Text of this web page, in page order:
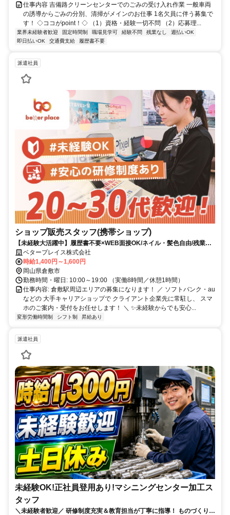
仕事内容 吉備路クリーンセンターでのごみの受け入れ作業 一般車両
の誘導からごみの分別、清掃がメインのお仕事 1名欠員に伴う募集で
す！ ◇ココがpoint！◇ （1）資格・経験一切不問 （2）応募理...
業界未経験者歓迎 固定時間制 職場見学可 経験不問 残業なし
週払いOK
即日払いOK
交通費支給 履歴書不要
派遣社員
ショップ販売スタッフ(携帯ショップ)
【未経験大活躍中】履歴書不要×WEB面接OK/ネイル・髪色自由/残業ほ
ぼナシのスマホ受付！
ベタープレイス株式会社
時給1,400円～1,600円
岡山県倉敷市
勤務時間・曜日: 10:00～19:00 （実働8時間／休憩1時間）
仕事内容: 倉敷駅周辺エリアの募集になります！ ／ ソフトバンク・au
などの 大手キャリアショップで クライアント企業先に常駐し、 スマ
ホのご案内・受付をお任せします！ ＼ ✨未経験からでも安心...
変形労働時間制 シフト制 昇給あり
派遣社員
未経験OK!正社員登用あり!マシニングセンター加工ス
タッフ
＼未経験者歓迎／ 研修制度充実＆教育担当が丁寧に指導！ ものづくりが